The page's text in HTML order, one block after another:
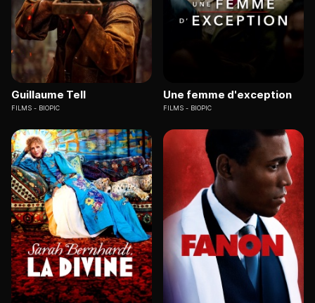
Guillaume Tell
FILMS BIOPIC
Une femme d'exception
FILMS BIOPIC